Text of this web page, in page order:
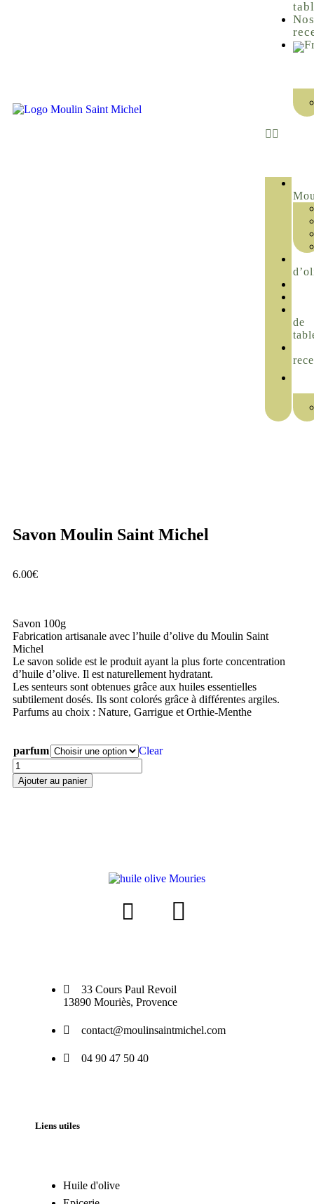
de
Savon Moulin Saint Michel
6.00€
Savon 100g
Fabrication artisanale avec l’huile d’olive du Moulin Saint
Michel
Le savon solide est le produit ayant la plus forte concentration
d’huile d’olive. Il est naturellement hydratant.
Les senteurs sont obtenues grâce aux huiles essentielles
subtilement dosés. Ils sont colorés grâce à différentes argiles.
Parfums au choix : Nature, Garrigue et Orthie-Menthe
parfum Clear
Ajouter au panier
33 Cours Paul Revoil
13890 Mouriès, Provence
contact@moulinsaintmichel.com
04 90 47 50 40
Liens utiles
Huile d'olive